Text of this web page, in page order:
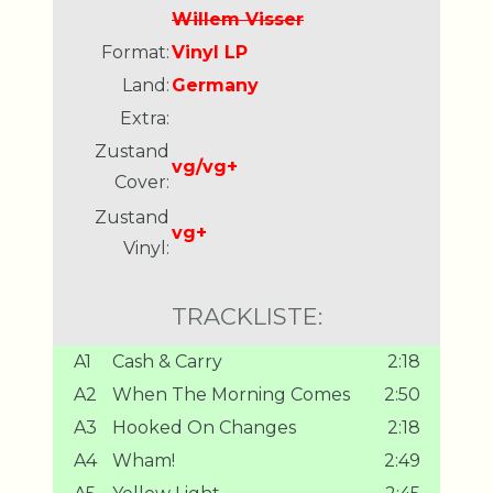
Willem Visser
Format:Vinyl LP
Land: Germany
Extra:
Zustand
Cover:
vg/vg+
Zustand
Vinyl:
vg+
TRACKLISTE:
A1 Cash & Carry
2:18
A2
When The Morning Comes
2:50
A3
Hooked On Changes
2:18
A4
Wham!
2:49